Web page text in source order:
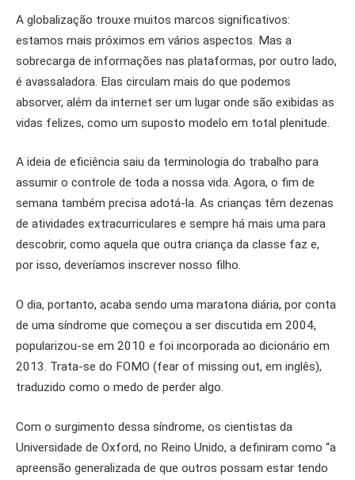
A globalização trouxe muitos marcos significativos:
estamos mais próximos em vários aspectos. Mas a
sobrecarga de informações nas plataformas, por outro lado,
é avassaladora. Elas circulam mais do que podemos
absorver, além da internet ser um lugar onde são exibidas as
vidas felizes, como um suposto modelo em total plenitude.
A ideia de eficiência saiu da terminologia do trabalho para
assumir o controle de toda a nossa vida. Agora, o fim de
semana também precisa adotá-la. As crianças têm dezenas
de atividades extracurriculares e sempre há mais uma para
descobrir, como aquela que outra criança da classe faz e,
por isso, deveríamos inscrever nosso filho.
O dia, portanto, acaba sendo uma maratona diária, por conta
de uma síndrome que começou a ser discutida em 2004,
popularizou-se em 2010 e foi incorporada ao dicionário em
2013. Trata-se do FOMO (fear of missing out, em inglês),
traduzido como o medo de perder algo.
Com o surgimento dessa síndrome, os cientistas da
Universidade de Oxford, no Reino Unido, a definiram como “a
apreensão generalizada de que outros possam estar tendo